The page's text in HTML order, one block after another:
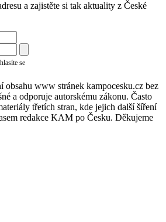
a zajistěte si tak aktuality z České
se
obsahu www stránek kampocesku.cz bez
a odporuje autorskému zákonu. Často
třetích stran, kde jejich další šíření
redakce KAM po Česku. Děkujeme